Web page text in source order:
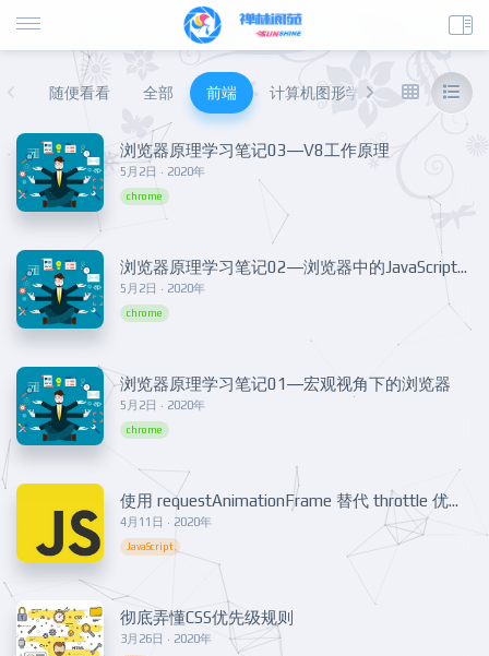
随便看看 全部 前端 计算机图形学 数据库
5月2日 · 2020年
浏览器原理学习笔记03—V8工作原理
chrome
5月2日 · 2020年
浏览器原理学习笔记02—浏览器中的JavaScript执行机制
chrome
5月2日 · 2020年
浏览器原理学习笔记01—宏观视角下的浏览器
chrome
4月11日 · 2020年
使用 requestAnimationFrame 替代 throttle 优化页面性能
JavaScript
3月26日 · 2020年
彻底弄懂CSS优先级规则